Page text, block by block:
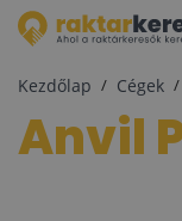
Kezdőlap Cégek
Anvil